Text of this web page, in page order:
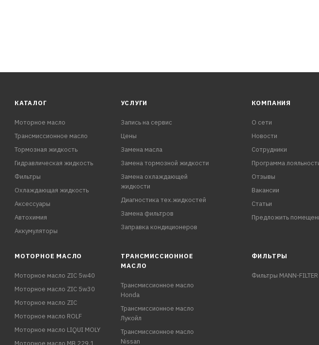
КАТАЛОГ
Моторное масло
Трансмиссионное масло
Тормозная жидкость
Гидравлическая жидкость
Фильтры
Охлаждающая жидкость
Аксессуары
Автохимия
Аккумуляторы
УСЛУГИ
Запись на сервис
Цены
Замена масла
Замена тормозной жидкости
Замена охлаждающей
жидкости
Диагностика тех.жидкостей
Замена фильтров
Заправка кондиционеров
КОМПАНИЯ
О сети
Новости
Сотрудники
Программа
Отзывы
Вакансии
Статьи
Предложить
МОТОРНОЕ МАСЛО
Моторное масло ZIC 5w40
Моторное масло ZIC 5w30
Моторное масло ZIC
Моторное масло ROLF
Моторное масло LIQUI MOLY
Моторное масло MB 229.1
ТРАНСМИССИОННОЕ
МАСЛО
Трансмиссионное масло
Honda
Трансмиссионное масло
Лукойл
Трансмиссионное масло
Nissan
ФИЛЬТРЫ
Фильтры MANN-FILTER